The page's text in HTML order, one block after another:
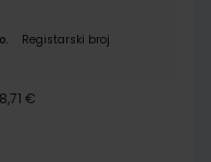
Registarski broj
8,71 €